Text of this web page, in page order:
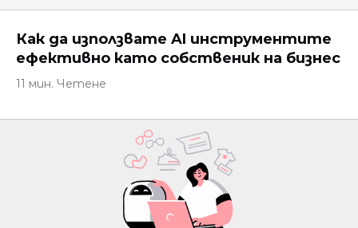
Как да използвате AI инструментите
ефективно като собственик на бизнес
11 мин. Четене